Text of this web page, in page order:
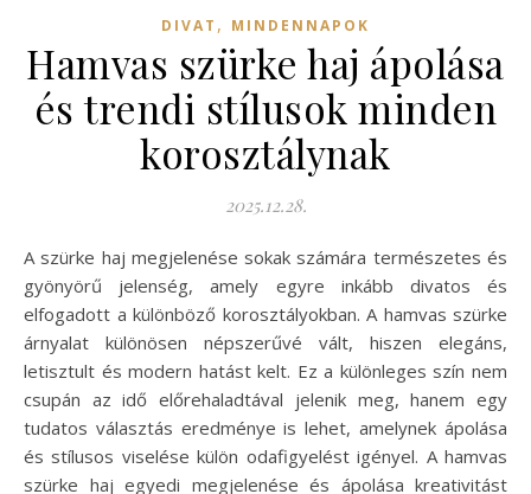
DIVAT , MINDENNAPOK
Hamvas szürke haj ápolása
és trendi stílusok minden
korosztálynak
2025.12.28.
A szürke haj megjelenése sokak számára természetes és
gyönyörű jelenség, amely egyre inkább divatos és
elfogadott a különböző korosztályokban. A hamvas szürke
árnyalat különösen népszerűvé vált, hiszen elegáns,
letisztult és modern hatást kelt. Ez a különleges szín nem
csupán az idő előrehaladtával jelenik meg, hanem egy
tudatos választás eredménye is lehet, amelynek ápolása
és stílusos viselése külön odafigyelést igényel. A hamvas
szürke haj egyedi megjelenése és ápolása kreativitást